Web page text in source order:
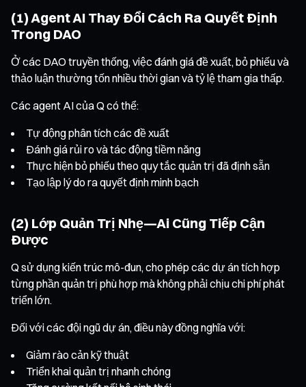
(1) Agent AI Thay Đổi Cách Ra Quyết Định
Trong DAO
Ở các DAO truyền thống, việc đánh giá đề xuất, bỏ phiếu và
thảo luận thường tốn nhiều thời gian và tỷ lệ tham gia thấp.
Các agent AI của Q có thể:
Tự động phân tích các đề xuất
Đánh giá rủi ro và tác động tiềm năng
Thực hiện bỏ phiếu theo quy tắc quản trị đã định sẵn
Tạo lập lý do ra quyết định minh bạch
(2) Lớp Quản Trị Nhẹ—Ai Cũng Tiếp Cận
Được
Q sử dụng kiến trúc mô-đun, cho phép các dự án tích hợp
từng phần quản trị phù hợp mà không phải chịu chi phí phát
triển lớn.
Đối với các đội ngũ dự án, điều này đồng nghĩa với:
Giảm rào cản kỹ thuật
Triển khai quản trị nhanh chóng